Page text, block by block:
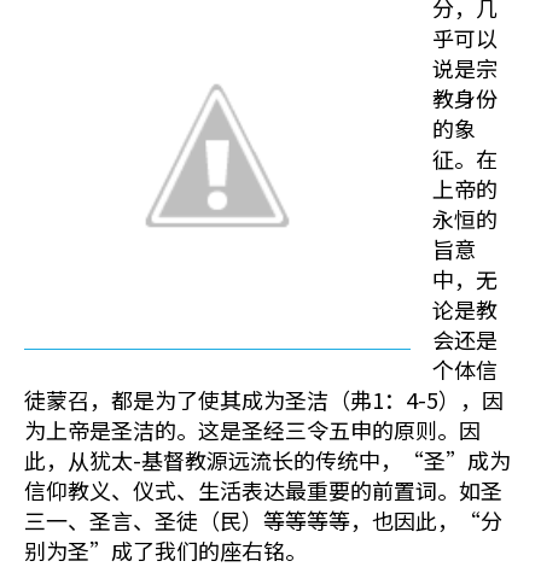
分，几
乎可以
说是宗
教身份
的象
征。在
上帝的
永恒的
旨意
中，无
论是教
会还是
个体信
徒蒙召，都是为了使其成为圣洁（弗1：4-5），因
为上帝是圣洁的。这是圣经三令五申的原则。因
此，从犹太-基督教源远流长的传统中，“圣”成为
信仰教义、仪式、生活表达最重要的前置词。如圣
三一、圣言、圣徒（民）等等等等，也因此，“分
别为圣”成了我们的座右铭。